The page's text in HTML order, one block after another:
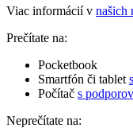
Viac informácií v našich
Prečítate na:
Pocketbook
Smartfón či tablet
Počítač s
Neprečítate na: